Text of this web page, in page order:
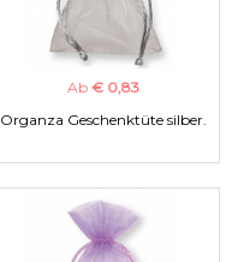
Ab € 0,83
Organza Geschenktüte silber.